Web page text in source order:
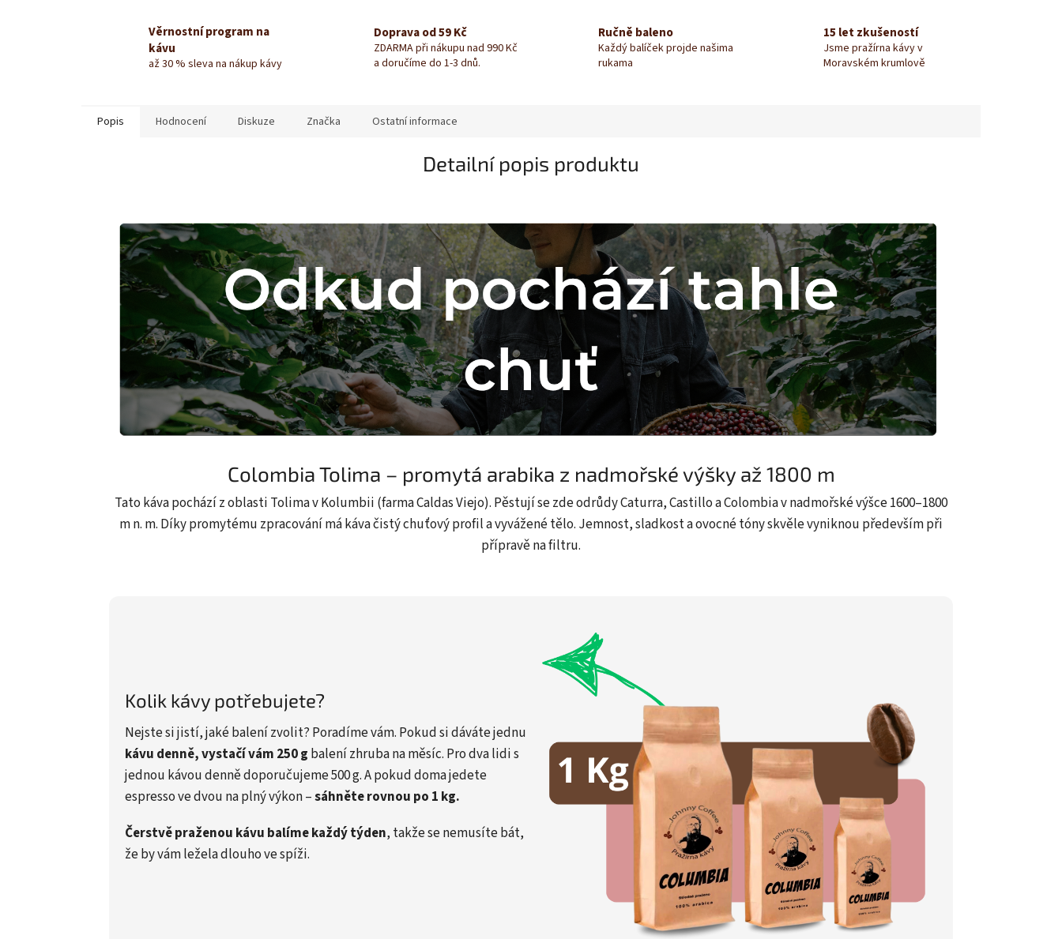
Věrnostní program na
kávu
až 30 % sleva na nákup kávy
Doprava od 59 Kč
ZDARMA při nákupu nad 990 Kč
a doručíme do 1-3 dnů.
Ručně baleno
Každý balíček projde našima
rukama
15 let zkušeností
Jsme pražírna kávy v
Moravském krumlově
Popis Hodnocení Diskuze Značka Ostatní informace
Detailní popis produktu
Colombia Tolima – promytá arabika z nadmořské výšky až 1800 m
Tato káva pochází z oblasti Tolima v Kolumbii (farma Caldas Viejo). Pěstují se zde odrůdy Caturra, Castillo a Colombia v nadmořské výšce 1600–1800
m n. m. Díky promytému zpracování má káva čistý chuťový profil a vyvážené tělo. Jemnost, sladkost a ovocné tóny skvěle vyniknou především při
přípravě na filtru.
Kolik kávy potřebujete?
Nejste si jistí, jaké balení zvolit? Poradíme vám. Pokud si dáváte jednu
kávu denně, vystačí vám 250 g balení zhruba na měsíc. Pro dva lidi s
jednou kávou denně doporučujeme 500 g. A pokud doma jedete
espresso ve dvou na plný výkon –sáhněte rovnou po 1 kg.
Čerstvě praženou kávu balíme každý týden, takže se nemusíte bát,
že by vám ležela dlouho ve spíži.